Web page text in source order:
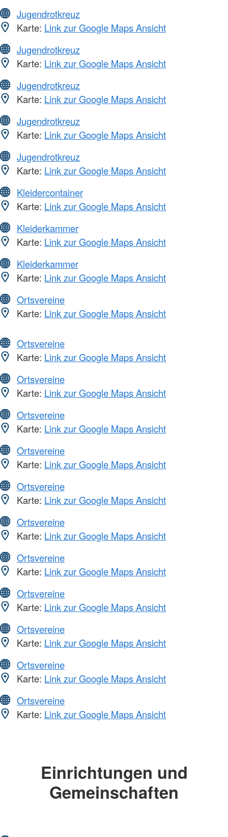
Jugendrotkreuz
Karte: Link zur Google Maps Ansicht
Jugendrotkreuz
Karte: Link zur Google Maps Ansicht
Jugendrotkreuz
Karte: Link zur Google Maps Ansicht
Jugendrotkreuz
Karte: Link zur Google Maps Ansicht
Jugendrotkreuz
Karte: Link zur Google Maps Ansicht
Kleidercontainer
Karte: Link zur Google Maps Ansicht
Kleiderkammer
Karte: Link zur Google Maps Ansicht
Kleiderkammer
Karte: Link zur Google Maps Ansicht
Ortsvereine
Karte: Link zur Google Maps Ansicht
Ortsvereine
Karte: Link zur Google Maps Ansicht
Ortsvereine
Karte: Link zur Google Maps Ansicht
Ortsvereine
Karte: Link zur Google Maps Ansicht
Ortsvereine
Karte: Link zur Google Maps Ansicht
Ortsvereine
Karte: Link zur Google Maps Ansicht
Ortsvereine
Karte: Link zur Google Maps Ansicht
Ortsvereine
Karte: Link zur Google Maps Ansicht
Ortsvereine
Karte: Link zur Google Maps Ansicht
Ortsvereine
Karte: Link zur Google Maps Ansicht
Ortsvereine
Karte: Link zur Google Maps Ansicht
Ortsvereine
Karte: Link zur Google Maps Ansicht
Einrichtungen und
Gemeinschaften